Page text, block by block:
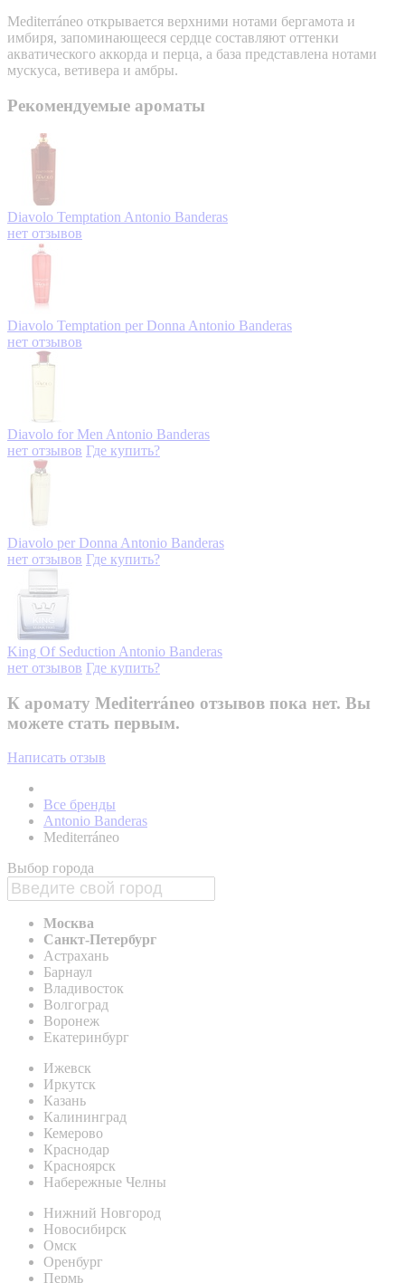
Mediterráneo открывается верхними нотами бергамота и
имбиря, запоминающееся сердце составляют оттенки
акватического аккорда и перца, а база представлена нотами
мускуса, ветивера и амбры.
Рекомендуемые ароматы
Diavolo Temptation Antonio Banderas
нет отзывов
Diavolo Temptation per Donna Antonio Banderas
нет отзывов
Diavolo for Men Antonio Banderas
нет отзывов Где купить?
Diavolo per Donna Antonio Banderas
нет отзывов Где купить?
King Of Seduction Antonio Banderas
нет отзывов Где купить?
К аромату Mediterráneo отзывов пока нет. Вы
можете стать первым.
Написать отзыв
Все бренды
Antonio Banderas
Mediterráneo
Выбор города
Москва
Санкт-Петербург
Астрахань
Барнаул
Владивосток
Волгоград
Воронеж
Екатеринбург
Ижевск
Иркутск
Казань
Калининград
Кемерово
Краснодар
Красноярск
Набережные Челны
Нижний Новгород
Новосибирск
Омск
Оренбург
Пермь